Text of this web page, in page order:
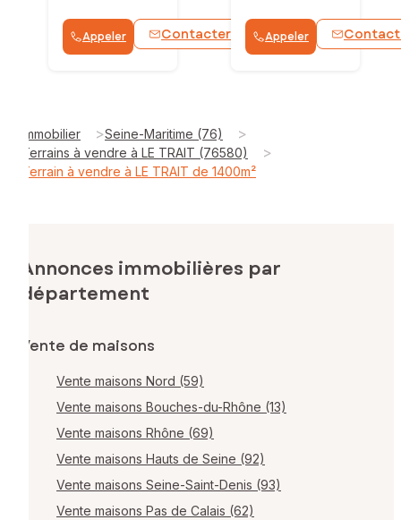
Appeler Contacter WhatsApp
Appeler
Immobilier >Seine-Maritime (76) >
Terrains à vendre à LE TRAIT (76580) >
Terrain à vendre à LE TRAIT de 1400m²
Annonces immobilières par
département
Vente de maisons
Vente maisons Nord (59)
Vente maisons Bouches-du-Rhône (13)
Vente maisons Rhône (69)
Vente maisons Hauts de Seine (92)
Vente maisons Seine-Saint-Denis (93)
Vente maisons Pas de Calais (62)